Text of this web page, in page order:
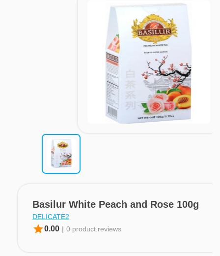
Basilur White Peach and Rose 100g
DELICATE2
star0.00 | 0 product.reviews